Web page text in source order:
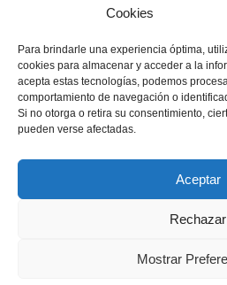
Cookies
Para brindarle una experiencia óptima,
cookies para almacenar y acceder a la
acepta estas tecnologías, podemos
comportamiento de navegación o
Si no otorga o retira su consentimiento,
pueden verse afectadas.
Aceptar
Rechazar
Mostrar
pornews 6. diciembre 2023
Declaración
Boletín